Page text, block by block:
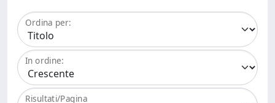
Ordina per:
In ordine:
Risultati/Pagina